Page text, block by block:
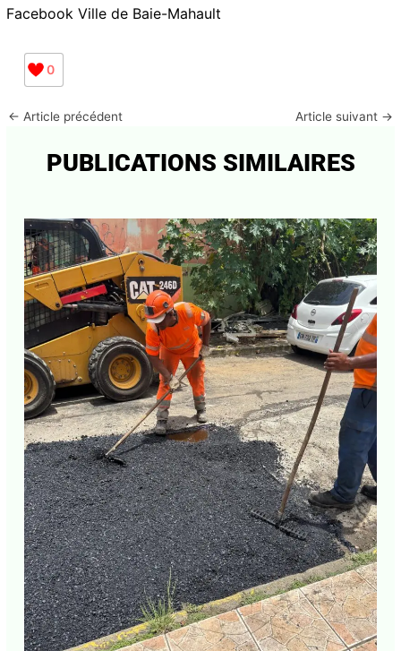
Facebook Ville de Baie-Mahault
0
← Article précédent Article suivant →
PUBLICATIONS SIMILAIRES